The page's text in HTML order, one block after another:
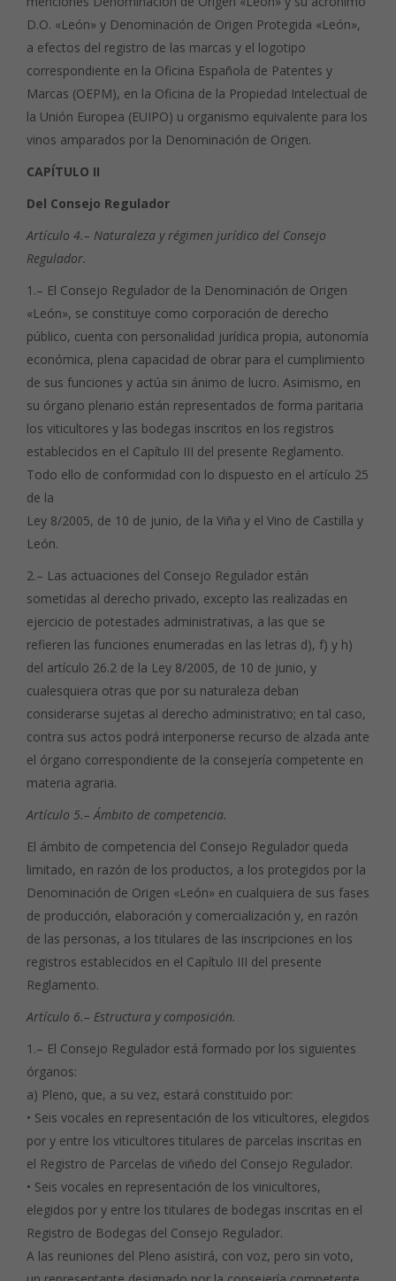
D.O. «León» y Denominación de Origen Protegida «León»,
a efectos del registro de las marcas y el logotipo
correspondiente en la Oficina Española de Patentes y
Marcas (OEPM), en la Oficina de la Propiedad Intelectual de
la Unión Europea (EUIPO) u organismo equivalente para los
vinos amparados por la Denominación de Origen.
CAPÍTULO II
Del Consejo Regulador
Artículo 4.– Naturaleza y régimen jurídico del Consejo
Regulador.
1.– El Consejo Regulador de la Denominación de Origen
«León», se constituye como corporación de derecho
público, cuenta con personalidad jurídica propia, autonomía
económica, plena capacidad de obrar para el cumplimiento
de sus funciones y actúa sin ánimo de lucro. Asimismo, en
su órgano plenario están representados de forma paritaria
los viticultores y las bodegas inscritos en los registros
establecidos en el Capítulo III del presente Reglamento.
Todo ello de conformidad con lo dispuesto en el artículo 25
de la
Ley 8/2005, de 10 de junio, de la Viña y el Vino de Castilla y
León.
2.– Las actuaciones del Consejo Regulador están
sometidas al derecho privado, excepto las realizadas en
ejercicio de potestades administrativas, a las que se
refieren las funciones enumeradas en las letras d), f) y h)
del artículo 26.2 de la Ley 8/2005, de 10 de junio, y
cualesquiera otras que por su naturaleza deban
considerarse sujetas al derecho administrativo; en tal caso,
contra sus actos podrá interponerse recurso de alzada ante
el órgano correspondiente de la consejería competente en
materia agraria.
Artículo 5.– Ámbito de competencia.
El ámbito de competencia del Consejo Regulador queda
limitado, en razón de los productos, a los protegidos por la
Denominación de Origen «León» en cualquiera de sus fases
de producción, elaboración y comercialización y, en razón
de las personas, a los titulares de las inscripciones en los
registros establecidos en el Capítulo III del presente
Reglamento.
Artículo 6.– Estructura y composición.
1.– El Consejo Regulador está formado por los siguientes
órganos:
a) Pleno, que, a su vez, estará constituido por:
• Seis vocales en representación de los viticultores, elegidos
por y entre los viticultores titulares de parcelas inscritas en
el Registro de Parcelas de viñedo del Consejo Regulador.
• Seis vocales en representación de los vinicultores,
elegidos por y entre los titulares de bodegas inscritas en el
Registro de Bodegas del Consejo Regulador.
A las reuniones del Pleno asistirá, con voz, pero sin voto,